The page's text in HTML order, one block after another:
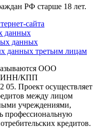
РФ старше 18 лет.
сайта
данных
данных
данных третьим лицам
ООО
ИНН/КПП
05. Проект осуществляет
между лицом
учреждениями,
профессиональную
кредитов.